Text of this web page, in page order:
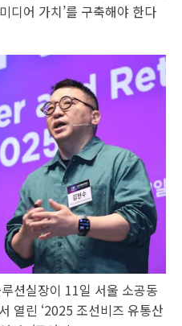
디어 가치’를 구축해야 한다
션실장이 11일 서울 소공동
열린 ‘2025 조선비즈 유통산